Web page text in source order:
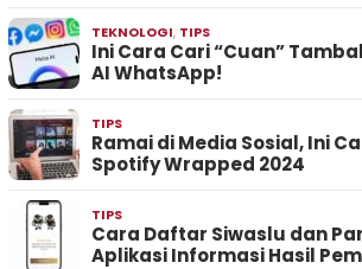
TEKNOLOGI, TIPS
Ini Cara Cari “Cuan”
AI WhatsApp!
TIPS
Ramai di Media Sosial, Ini
Spotify Wrapped 2024
TIPS
Cara Daftar Siwaslu dan
Aplikasi Informasi Hasil